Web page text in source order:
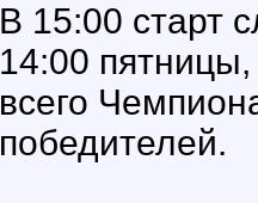
В 15:00 старт
14:00 пятницы,
всего
победителей.